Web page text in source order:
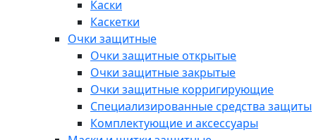
Каски
Каскетки
Очки защитные
Очки защитные открытые
Очки защитные закрытые
Очки защитные корригирующие
Специализированные средства защиты
Комплектующие и аксессуары